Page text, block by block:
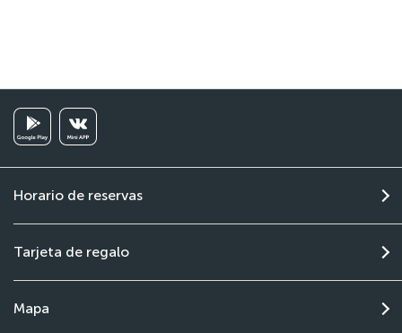
Horario de reservas
Tarjeta de regalo
Mapa